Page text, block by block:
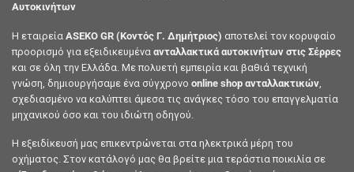
Αυτοκινήτων
Η εταιρεία ASEKO GR (Κοντός Γ. Δημήτριος) αποτελεί τον κορυφαίο
προορισμό για εξειδικευμένα ανταλλακτικά αυτοκινήτων στις Σέρρες
και σε όλη την Ελλάδα. Με πολυετή εμπειρία και βαθιά τεχνική
γνώση, δημιουργήσαμε ένα σύγχρονο online shop ανταλλακτικών
σχεδιασμένο να καλύπτει άμεσα τις ανάγκες τόσο του επαγγελματία
μηχανικού όσο και του ιδιώτη οδηγού.
Η εξειδίκευσή μας επικεντρώνεται στα ηλεκτρικά μέρη του
οχήματος. Στον κατάλογό μας θα βρείτε μια τεράστια ποικιλία σε